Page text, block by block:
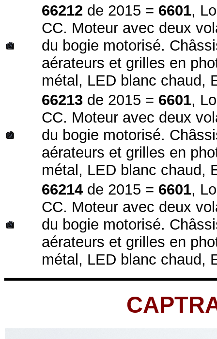
66212 de 2015 = 6601,
CC. Moteur avec deux
du bogie motorisé.
aérateurs et grilles en
métal, LED blanc chaud,
66213 de 2015 = 6601,
CC. Moteur avec deux
du bogie motorisé.
aérateurs et grilles en
métal, LED blanc chaud,
66214 de 2015 = 6601,
CC. Moteur avec deux
du bogie motorisé.
aérateurs et grilles en
métal, LED blanc chaud,